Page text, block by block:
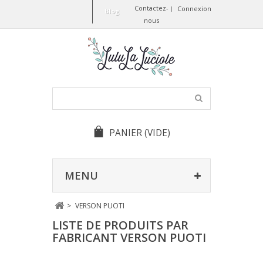
Connexion
Contactez-
nous
Blog
PANIER(VIDE)
MENU
> VERSON PUOTI
LISTE DE PRODUITS PAR
FABRICANT VERSON PUOTI